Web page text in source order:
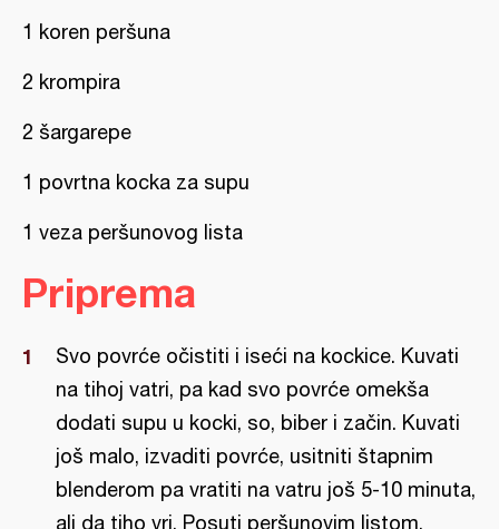
1 koren peršuna
2 krompira
2 šargarepe
1 povrtna kocka za supu
1 veza peršunovog lista
Priprema
Svo povrće očistiti i iseći na kockice. Kuvati
na tihoj vatri, pa kad svo povrće omekša
dodati supu u kocki, so, biber i začin. Kuvati
još malo, izvaditi povrće, usitniti štapnim
blenderom pa vratiti na vatru još 5-10 minuta,
ali da tiho vri. Posuti peršunovim listom.